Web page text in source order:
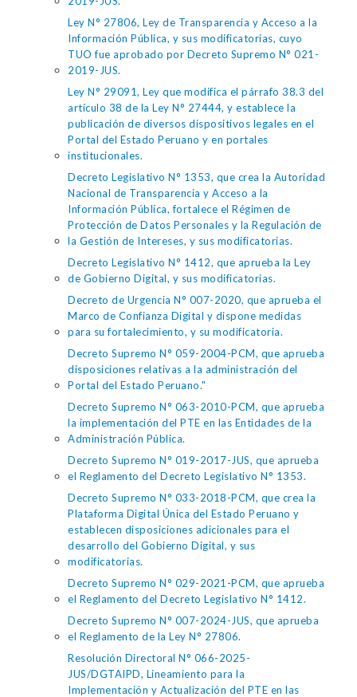
Ley N° 27806, Ley de Transparencia y Acceso a la
Información Pública, y sus modificatorias, cuyo
TUO fue aprobado por Decreto Supremo N° 021-
2019-JUS.
Ley N° 29091, Ley que modifica el párrafo 38.3 del
artículo 38 de la Ley N° 27444, y establece la
publicación de diversos dispositivos legales en el
Portal del Estado Peruano y en portales
institucionales.
Decreto Legislativo N° 1353, que crea la Autoridad
Nacional de Transparencia y Acceso a la
Información Pública, fortalece el Régimen de
Protección de Datos Personales y la Regulación de
la Gestión de Intereses, y sus modificatorias.
Decreto Legislativo N° 1412, que aprueba la Ley
de Gobierno Digital, y sus modificatorias.
Decreto de Urgencia N° 007-2020, que aprueba el
Marco de Confianza Digital y dispone medidas
para su fortalecimiento, y su modificatoria.
Decreto Supremo N° 059-2004-PCM, que aprueba
disposiciones relativas a la administración del
Portal del Estado Peruano."
Decreto Supremo N° 063-2010-PCM, que aprueba
la implementación del PTE en las Entidades de la
Administración Pública.
Decreto Supremo N° 019-2017-JUS, que aprueba
el Reglamento del Decreto Legislativo N° 1353.
Decreto Supremo N° 033-2018-PCM, que crea la
Plataforma Digital Única del Estado Peruano y
establecen disposiciones adicionales para el
desarrollo del Gobierno Digital, y sus
modificatorias.
Decreto Supremo N° 029-2021-PCM, que aprueba
el Reglamento del Decreto Legislativo N° 1412.
Decreto Supremo N° 007-2024-JUS, que aprueba
el Reglamento de la Ley N° 27806.
Resolución Directoral N° 066-2025-
JUS/DGTAIPD, Lineamiento para la
Implementación y Actualización del PTE en las